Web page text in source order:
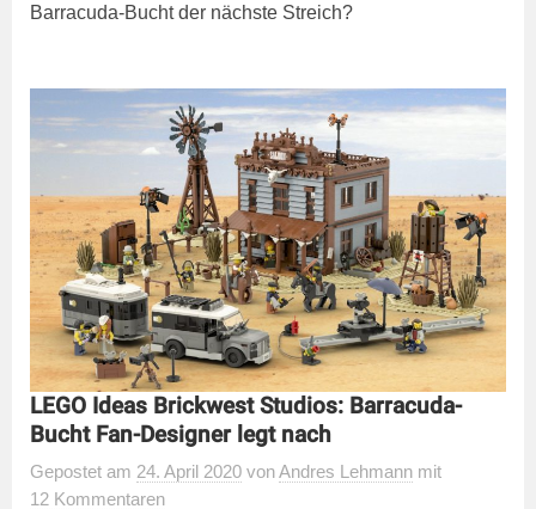
Barracuda-Bucht der nächste Streich?
LEGO Ideas Brickwest Studios: Barracuda-
Bucht Fan-Designer legt nach
Gepostet am 24. April 2020 vonAndres Lehmann mit
12 Kommentaren